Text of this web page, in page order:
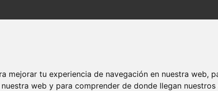
mejorar tu experiencia de navegación en nuestra web,
web y para comprender de donde llegan nuestros